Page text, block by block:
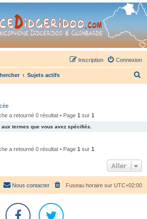
Didgeridoo - retrouvez la communauté.
Connexion
Inscription
Sujets actifs
h
e
r
a retourné 0 résultat • Page 1 sur 1
termes que vous avez spécifiés.
a retourné 0 résultat • Page 1 sur 1
Aller
Fuseau horaire sur UTC+02:00
Nous contacter